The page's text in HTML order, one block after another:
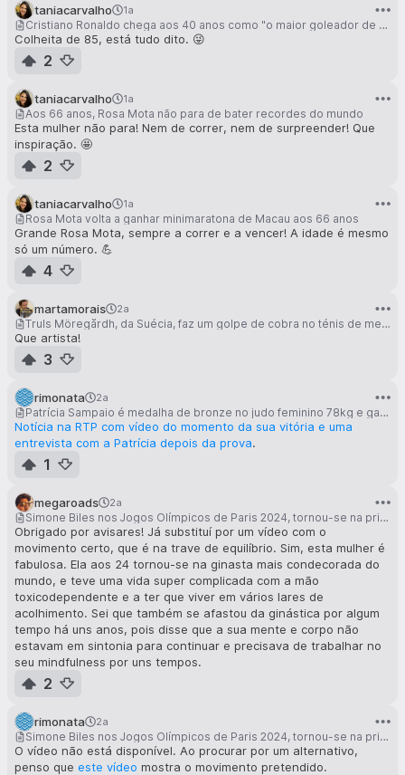
taniacarvalho 1a
Cristiano Ronaldo chega aos 40 anos como "o maior goleador de sempre"
Colheita de 85, está tudo dito. 😜
2
taniacarvalho 1a
Aos 66 anos, Rosa Mota não para de bater recordes do mundo
Esta mulher não para! Nem de correr, nem de surpreender! Que
inspiração. 🤩
2
taniacarvalho 1a
Rosa Mota volta a ganhar minimaratona de Macau aos 66 anos
Grande Rosa Mota, sempre a correr e a vencer! A idade é mesmo
só um número. 💪
4
martamorais 2a
Truls Möregårdh, da Suécia, faz um golpe de cobra no ténis de mesa na final dos Jogos Olímpicos
Que artista!
3
rimonata 2a
Patrícia Sampaio é medalha de bronze no judo feminino 78kg e garante primeira medalha de Portugal nos Jogos Olímpicos de Paris 2024
Notícia na RTP com vídeo do momento da sua vitória e uma
entrevista com a Patrícia depois da prova.
1
megaroads 2a
Simone Biles nos Jogos Olímpicos de Paris 2024, tornou-se na primeira mulher a completar um triplo flip
Obrigado por avisares! Já substituí por um vídeo com o
movimento certo, que é na trave de equilíbrio. Sim, esta mulher é
fabulosa. Ela aos 24 tornou-se na ginasta mais condecorada do
mundo, e teve uma vida super complicada com a mão
toxicodependente e a ter que viver em vários lares de
acolhimento. Sei que também se afastou da ginástica por algum
tempo há uns anos, pois disse que a sua mente e corpo não
estavam em sintonia para continuar e precisava de trabalhar no
seu mindfulness por uns tempos.
2
rimonata 2a
Simone Biles nos Jogos Olímpicos de Paris 2024, tornou-se na primeira mulher a completar um triplo flip
O vídeo não está disponível. Ao procurar por um alternativo,
penso que este vídeo mostra o movimento pretendido.